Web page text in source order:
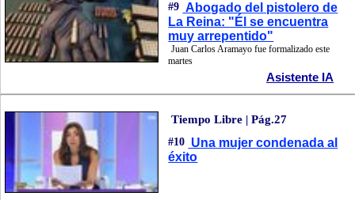
#9 Abogado del pistolero de
La Reina: "Él se encuentra
muy arrepentido"
Juan Carlos Aramayo fue formalizado este
martes
Asistente IA
Tiempo Libre | Pág.27
#10 Una mujer condenada al
éxito